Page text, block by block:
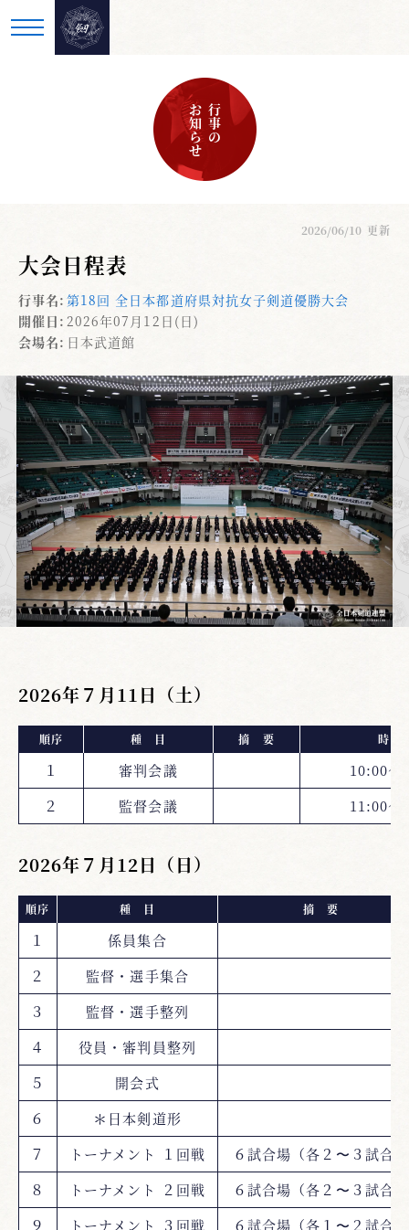
行事の
お知らせ
2026/06/10 更新
大会日程表
行事名: 第18回 全日本都道府県対抗女子剣道優勝大会
開催日: 2026年07月12日(日)
会場名: 日本武道館
2026年７月11日（土）
順序 種 目 摘 要 時
１ 審判会議
10:00～
２
監督会議 11:00～
2026年７月12日（日）
順序 種 目 摘 要
１
係員集合
２
監督・選手集合
３
監督・選手整列
４
役員・審判員整列
５
開会式
６
＊日本剣道形
７
トーナメント １回戦
６試合場（各２〜３試合）
８
トーナメント ２回戦
６試合場（各２〜３試合）
９
トーナメント ３回戦
６試合場（各１〜２試合）